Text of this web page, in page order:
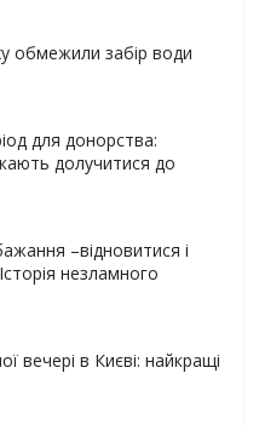
обмежили забір води
для донорства:
долучитися до
–відновитися і
незламного
вечері в Києві: найкращі